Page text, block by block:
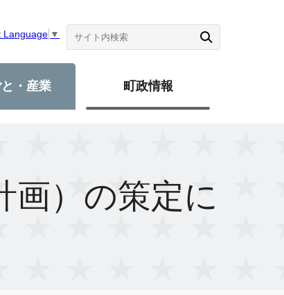
Language ▼
と・産業 町政情報
画）の策定に